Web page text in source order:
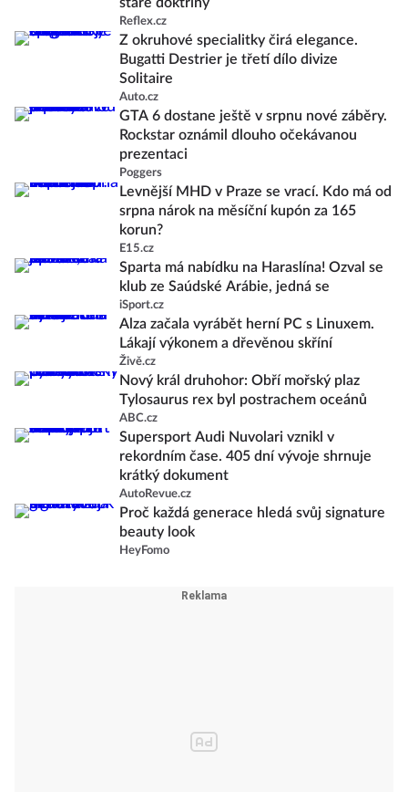
Reflex.cz
Z okruhové specialitky čirá elegance.
Bugatti Destrier je třetí dílo divize
Solitaire
Auto.cz
GTA 6 dostane ještě v srpnu nové záběry.
Rockstar oznámil dlouho očekávanou
prezentaci
Poggers
Levnější MHD v Praze se vrací. Kdo má od
srpna nárok na měsíční kupón za 165
korun?
E15.cz
Sparta má nabídku na Haraslína! Ozval se
klub ze Saúdské Arábie, jedná se
iSport.cz
Alza začala vyrábět herní PC s Linuxem.
Lákají výkonem a dřevěnou skříní
Živě.cz
Nový král druhohor: Obří mořský plaz
Tylosaurus rex byl postrachem oceánů
ABC.cz
Supersport Audi Nuvolari vznikl v
rekordním čase. 405 dní vývoje shrnuje
krátký dokument
AutoRevue.cz
Proč každá generace hledá svůj signature
beauty look
HeyFomo